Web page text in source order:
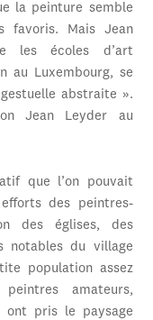
la peinture semble
favoris. Mais Jean
les écoles d’art
au Luxembourg, se
abstraite ».
Jean Leyder au
que l’on pouvait
des peintres-
des églises, des
notables du village
population assez
amateurs,
ont pris le paysage